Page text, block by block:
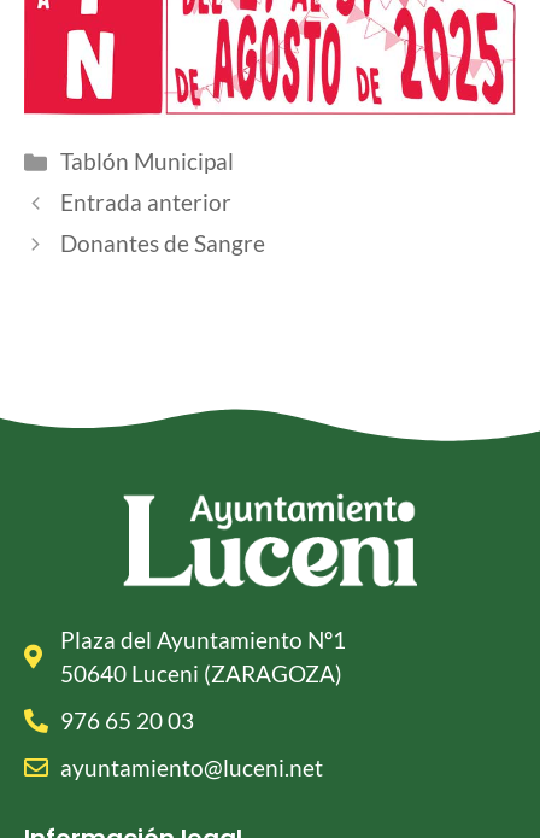
Tablón Municipal
Entrada anterior
Donantes de Sangre
Plaza del Ayuntamiento Nº1
50640 Luceni (ZARAGOZA)
976 65 20 03
ayuntamiento@luceni.net